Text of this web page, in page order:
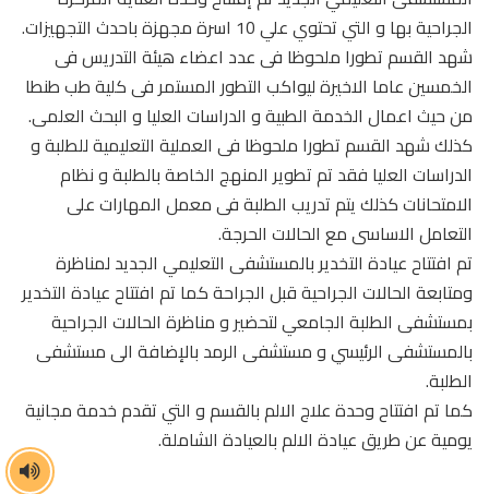
الجراحية بها و التي تحتوي علي 10 اسرة مجهزة باحدث التجهيزات.
شهد القسم تطورا ملحوظا فى عدد اعضاء هيئة التدريس فى
الخمسين عاما الاخيرة ليواكب التطور المستمر فى كلية طب طنطا
من حيث اعمال الخدمة الطبية و الدراسات العليا و البحث العلمى.
كذلك شهد القسم تطورا ملحوظا فى العملية التعليمية للطلبة و
الدراسات العليا فقد تم تطوير المنهج الخاصة بالطلبة و نظام
الامتحانات كذلك يتم تدريب الطلبة فى معمل المهارات على
التعامل الاساسى مع الحالات الحرجة.
تم افتتاح عيادة التخدير بالمستشفى التعليمي الجديد لمناظرة
ومتابعة الحالات الجراحية قبل الجراحة كما تم افتتاح عيادة التخدير
بمستشفى الطلبة الجامعي لتحضير و مناظرة الحالات الجراحية
بالمستشفى الرئيسي و مستشفى الرمد بالإضافة الى مستشفى
الطلبة.
كما تم افتتاح وحدة علاج الالم بالقسم و التي تقدم خدمة مجانية
يومية عن طريق عيادة الالم بالعيادة الشاملة.